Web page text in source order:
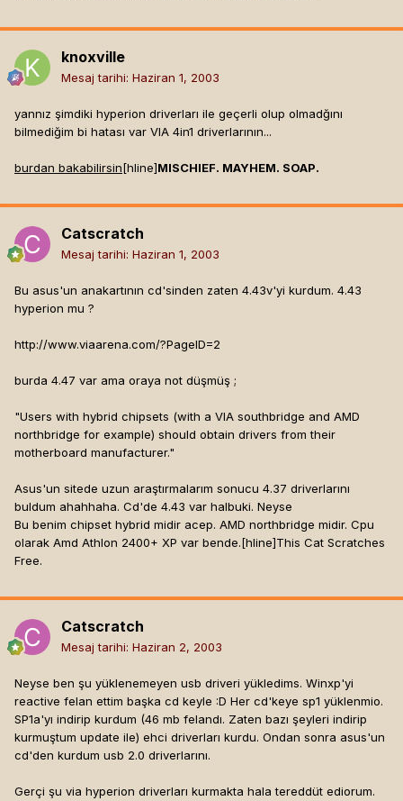
knoxville
Mesaj tarihi: Haziran 1, 2003
yannız şimdiki hyperion driverları ile geçerli olup olmadğını
bilmediğim bi hatası var VIA 4in1 driverlarının...
burdan bakabilirsin[hline]MISCHIEF. MAYHEM. SOAP.
Catscratch
Mesaj tarihi: Haziran 1, 2003
Bu asus'un anakartının cd'sinden zaten 4.43v'yi kurdum. 4.43
hyperion mu ?
http://www.viaarena.com/?PageID=2
burda 4.47 var ama oraya not düşmüş ;
"Users with hybrid chipsets (with a VIA southbridge and AMD
northbridge for example) should obtain drivers from their
motherboard manufacturer."
Asus'un sitede uzun araştırmalarım sonucu 4.37 driverlarını
buldum ahahhaha. Cd'de 4.43 var halbuki. Neyse
Bu benim chipset hybrid midir acep. AMD northbridge midir. Cpu
olarak Amd Athlon 2400+ XP var bende.[hline]This Cat Scratches
Free.
Catscratch
Mesaj tarihi: Haziran 2, 2003
Neyse ben şu yüklenemeyen usb driveri yükledims. Winxp'yi
reactive felan ettim başka cd keyle :D Her cd'keye sp1 yüklenmio.
SP1a'yı indirip kurdum (46 mb felandı. Zaten bazı şeyleri indirip
kurmuştum update ile) ehci driverları kurdu. Ondan sonra asus'un
cd'den kurdum usb 2.0 driverlarını.
Gerçi şu via hyperion driverları kurmakta hala tereddüt ediorum.